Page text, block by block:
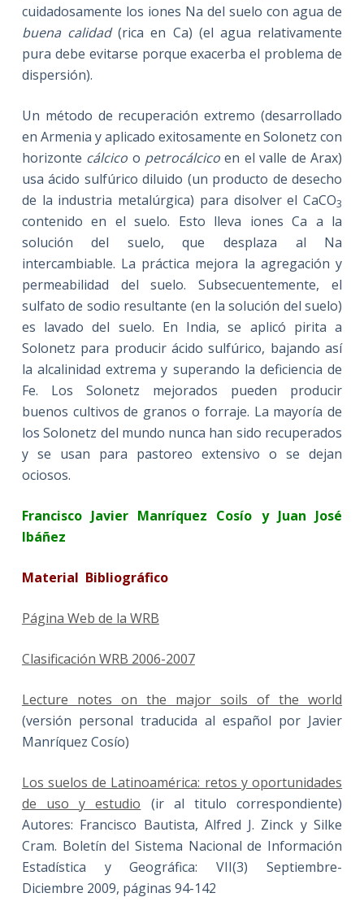
cuidadosamente los iones Na del suelo con agua de
buena calidad(rica en Ca) (el agua relativamente
pura debe evitarse porque exacerba el problema de
dispersión).
Un método de recuperación extremo (desarrollado
en Armenia y aplicado exitosamente en Solonetz con
horizonte cálcico o petrocálcico en el valle de Arax)
usa ácido sulfúrico diluido (un producto de desecho
de la industria metalúrgica) para disolver el CaCO3
contenido en el suelo. Esto lleva iones Ca a la
solución del suelo, que desplaza al Na
intercambiable. La práctica mejora la agregación y
permeabilidad del suelo. Subsecuentemente, el
sulfato de sodio resultante (en la solución del suelo)
es lavado del suelo. En India, se aplicó pirita a
Solonetz para producir ácido sulfúrico, bajando así
la alcalinidad extrema y superando la deficiencia de
Fe. Los Solonetz mejorados pueden producir
buenos cultivos de granos o forraje. La mayoría de
los Solonetz del mundo nunca han sido recuperados
y se usan para pastoreo extensivo o se dejan
ociosos.
Francisco Javier Manríquez Cosío y Juan José
Ibáñez
Material Bibliográfico
Página Web de la WRB
Clasificación WRB 2006-2007
Lecture notes on the major soils of the world
(versión personal traducida al español por Javier
Manríquez Cosío)
Los suelos de Latinoamérica: retos y oportunidades
de uso y estudio (ir al titulo correspondiente)
Autores: Francisco Bautista, Alfred J. Zinck y Silke
Cram. Boletín del Sistema Nacional de Información
Estadística y Geográfica: VII(3) Septiembre-
Diciembre 2009, páginas 94-142